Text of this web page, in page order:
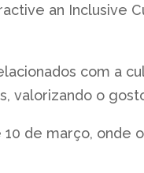
an Inclusive
com a
valorizando o
10 de março, onde